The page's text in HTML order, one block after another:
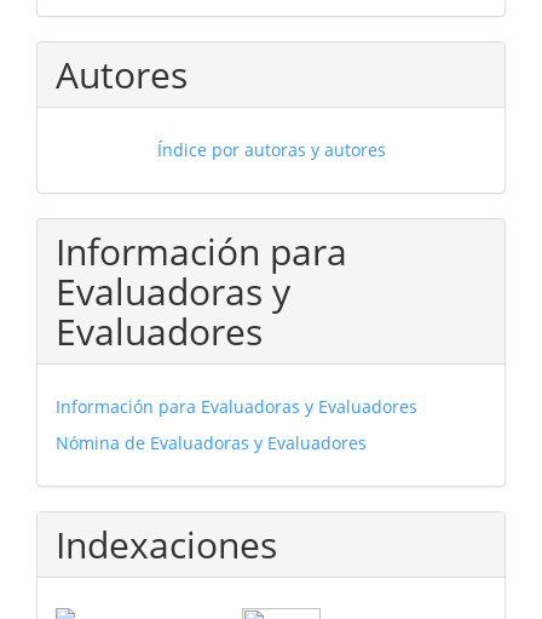
Autores
Índice por autoras y autores
Información para
Evaluadoras y
Evaluadores
Información para Evaluadoras y Evaluadores
Nómina de Evaluadoras y Evaluadores
Indexaciones